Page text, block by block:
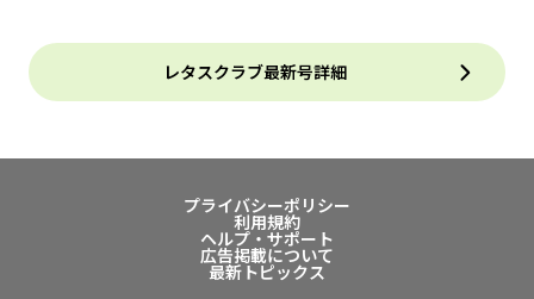
レタスクラブ最新号詳細
プライバシーポリシー
利用規約
ヘルプ・サポート
広告掲載について
最新トピックス